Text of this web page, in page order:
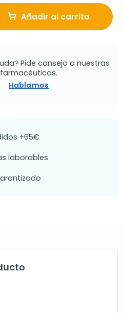
Añadir al carrito
Pide consejo a nuestras
farmacéuticas.
Hablamos
+65€
laborables